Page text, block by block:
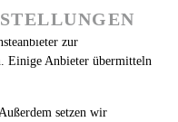
ÄNDERN
auch alles funktioniert. Je
zur
Einige Anbieter übermitteln
setzen wir